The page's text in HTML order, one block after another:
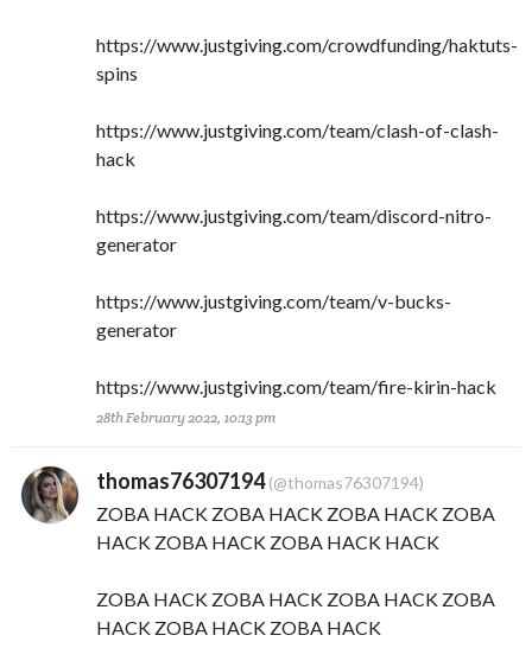
https://www.justgiving.com/crowdfunding/haktuts-
spins
https://www.justgiving.com/team/clash-of-clash-
hack
https://www.justgiving.com/team/discord-nitro-
generator
https://www.justgiving.com/team/v-bucks-
generator
https://www.justgiving.com/team/fire-kirin-hack
28th February 2022, 10:13 pm
thomas76307194(@thomas76307194)
ZOBA HACK ZOBA HACK ZOBA HACK ZOBA
HACK ZOBA HACK ZOBA HACK HACK
ZOBA HACK ZOBA HACK ZOBA HACK ZOBA
HACK ZOBA HACK ZOBA HACK